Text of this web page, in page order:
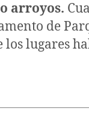
arroyos.
de
los lugares